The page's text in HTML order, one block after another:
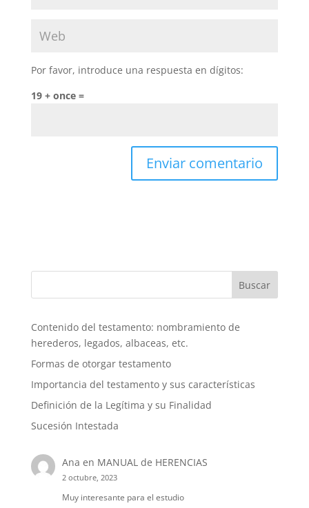
Por favor, introduce una respuesta en dígitos:
19 + once =
Buscar
Contenido del testamento: nombramiento de
herederos, legados, albaceas, etc.
Formas de otorgar testamento
Importancia del testamento y sus características
Definición de la Legítima y su Finalidad
Sucesión Intestada
Ana en MANUAL de HERENCIAS
2 octubre, 2023
Muy interesante para el estudio